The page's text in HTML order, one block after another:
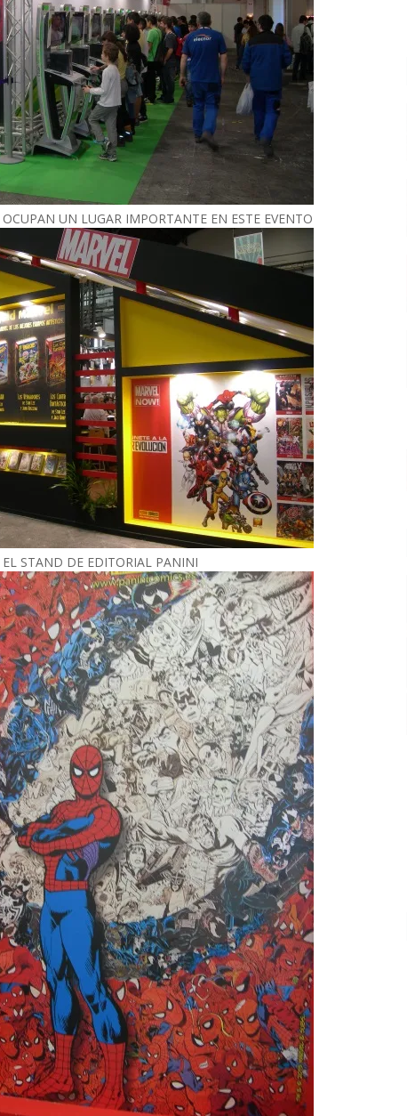
OCUPAN UN LUGAR IMPORTANTE EN ESTE EVENTO
EL STAND DE EDITORIAL PANINI